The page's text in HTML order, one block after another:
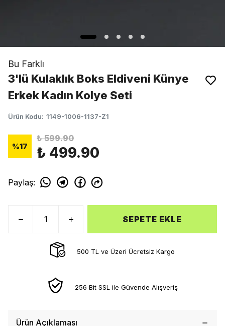
Bu Farklı
3'lü Kulaklık Boks Eldiveni Künye
Erkek Kadın Kolye Seti
Ürün Kodu: 1149-1006-1137-Z1
%17
₺ 599.90
₺ 499.90
Paylaş:
SEPETE EKLE
500 TL ve Üzeri Ücretsiz Kargo
256 Bit SSL ile Güvende Alışveriş
Ürün Açıklaması